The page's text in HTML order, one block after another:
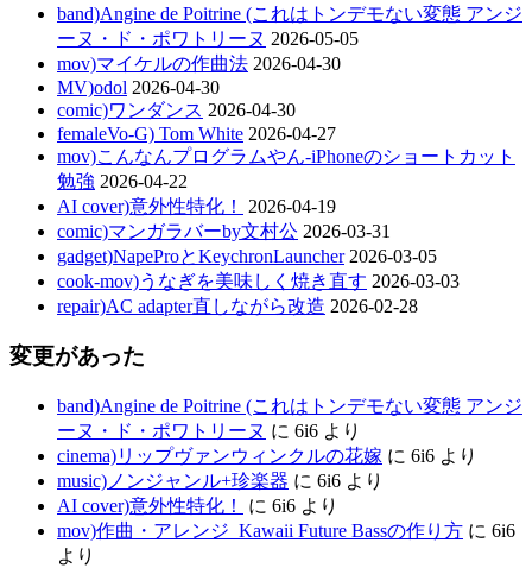
band)Angine de Poitrine (これはトンデモない変態 アンジ
ーヌ・ド・ポワトリーヌ 2026-05-05
mov)マイケルの作曲法 2026-04-30
MV)odol 2026-04-30
comic)ワンダンス 2026-04-30
femaleVo-G) Tom White 2026-04-27
mov)こんなんプログラムやん-iPhoneのショートカット
勉強 2026-04-22
AI cover)意外性特化！
2026-04-19
comic)マンガラバーby文村公 2026-03-31
gadget)NapeProとKeychronLauncher 2026-03-05
cook-mov)うなぎを美味しく焼き直す 2026-03-03
repair)AC adapter直しながら改造 2026-02-28
変更があった
band)Angine de Poitrine (これはトンデモない変態 アンジ
ーヌ・ド・ポワトリーヌ に 6i6 より
cinema)リップヴァンウィンクルの花嫁 に 6i6 より
music)ノンジャンル+珍楽器 に 6i6 より
AI cover)意外性特化！
に 6i6 より
mov)作曲・アレンジ_Kawaii Future Bassの作り方 に 6i6
より